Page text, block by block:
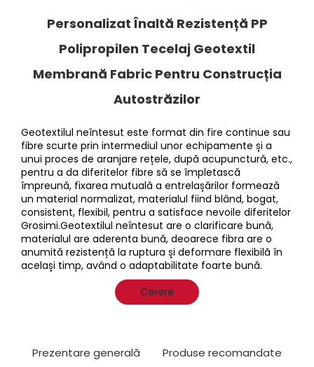
Personalizat Înaltă Rezistență PP
Polipropilen Tecelaj Geotextil
Membrană Fabric Pentru Construcția
Autostrăzilor
Geotextilul neîntesut este format din fire continue sau
fibre scurte prin intermediul unor echipamente și a
unui proces de aranjare rețele, după acupunctură, etc.,
pentru a da diferitelor fibre să se împletască
împreună, fixarea mutuală a entrelașărilor formează
un material normalizat, materialul fiind blând, bogat,
consistent, flexibil, pentru a satisface nevoile diferitelor
Grosimi.Geotextilul neîntesut are o clarificare bună,
materialul are aderenta bună, deoarece fibra are o
anumită rezistență la ruptura și deformare flexibilă în
același timp, având o adaptabilitate foarte bună.
Cerere
Prezentare generală Produse recomandate